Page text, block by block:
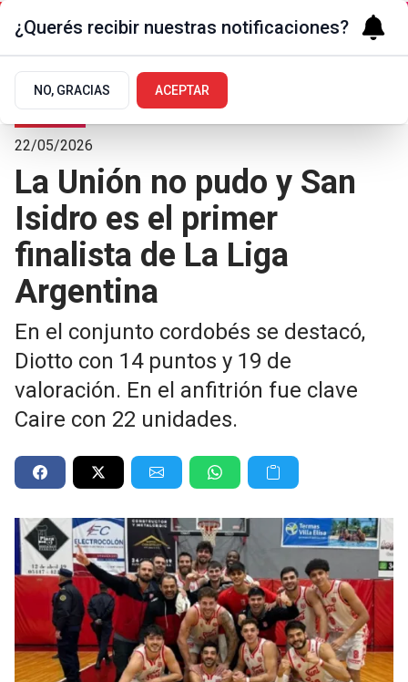
Deportes
22/05/2026
La Unión no pudo y San
Isidro es el primer
finalista de La Liga
Argentina
En el conjunto cordobés se destacó,
Diotto con 14 puntos y 19 de
valoración. En el anfitrión fue clave
Caire con 22 unidades.
¿Querés recibir nuestras notificaciones?
NO, GRACIAS ACEPTAR